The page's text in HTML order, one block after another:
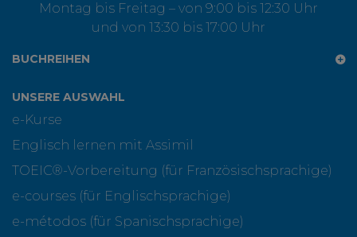
Montag bis Freitag – von 9:00 bis 12:30 Uhr
und von 13:30 bis 17:00 Uhr
BUCHREIHEN
UNSERE AUSWAHL
e-Kurse
Englisch lernen mit Assimil
TOEIC®-Vorbereitung (für Französischsprachige)
e-courses (für Englischsprachige)
e-métodos (für Spanischsprachige)